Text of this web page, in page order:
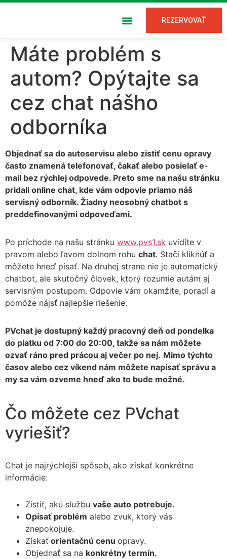
REZERVOVAŤ
Máte problém s
autom? Opýtajte sa
cez chat nášho
odborníka
Objednať sa do autoservisu alebo zistiť cenu opravy
často znamená telefonovať, čakať alebo posielať e-
mail bez rýchlej odpovede. Preto sme na našu stránku
pridali online chat, kde vám odpovie priamo náš
servisný odborník. Žiadny neosobný chatbot s
preddefinovanými odpoveďami.
Po príchode na našu stránku www.pvs1.sk uvidíte v
pravom alebo ľavom dolnom rohu chat. Stačí kliknúť a
môžete hneď písať. Na druhej strane nie je automatický
chatbot, ale skutočný človek, ktorý rozumie autám aj
servisným postupom. Odpovie vám okamžite, poradí a
pomôže nájsť najlepšie riešenie.
PVchat je dostupný každý pracovný deň od pondelka
do piatku od 7:00 do 20:00, takže sa nám môžete
ozvať ráno pred prácou aj večer po nej. Mimo týchto
časov alebo cez víkend nám môžete napísať správu a
my sa vám ozveme hneď ako to bude možné.
Čo môžete cez PVchat
vyriešiť?
Chat je najrýchlejší spôsob, ako získať konkrétne
informácie:
Zistiť, akú službu vaše auto potrebuje.
Opísať problém alebo zvuk, ktorý vás
znepokojuje.
Získať orientačnú cenu opravy.
Objednať sa na konkrétny termín.